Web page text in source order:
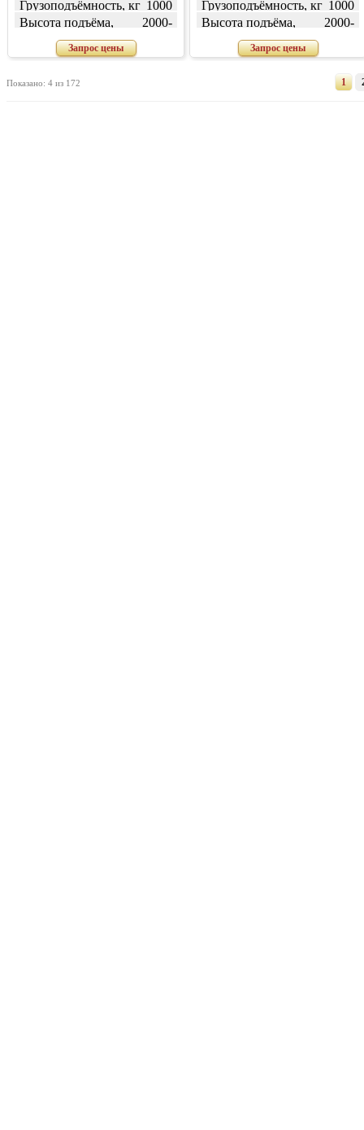
Грузоподъёмность, кг 1000
Высота подъёма,
2000-
Запрос цены
Грузоподъёмность, кг 1000
Высота подъёма,
2000-
Запрос цены
Показано: 4 из 172 1